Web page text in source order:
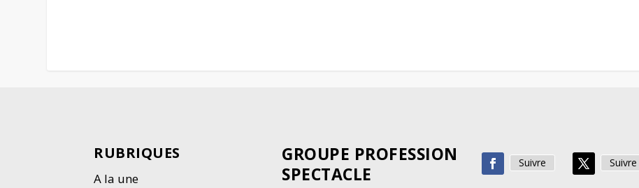
RUBRIQUES
A la une
GROUPE PROFESSION
SPECTACLE
Suivre Suivre